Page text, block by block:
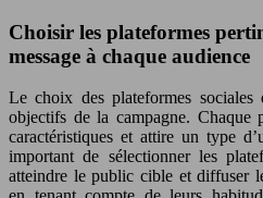
Choisir les plateformes
message à chaque audience
Le choix des plateformes
objectifs de la campagne. Chaque
caractéristiques et attire un type
important de sélectionner les
atteindre le public cible et diffuser